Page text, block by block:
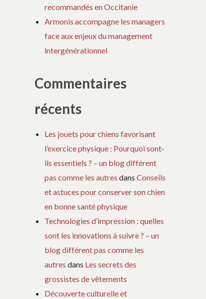
recommandés en Occitanie
Armonis accompagne les managers
face aux enjeux du management
intergénérationnel
Commentaires
récents
Les jouets pour chiens favorisant
l’exercice physique : Pourquoi sont-
ils essentiels ? – un blog différent
pas comme les autres dansConseils
et astuces pour conserver son chien
en bonne santé physique
Technologies d’impression : quelles
sont les innovations à suivre ? – un
blog différent pas comme les
autres dans Les secrets des
grossistes de vêtements
Découverte culturelle et